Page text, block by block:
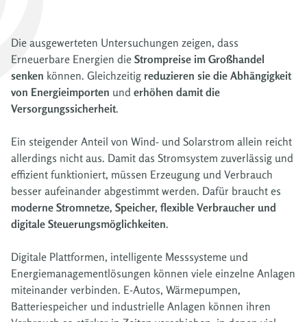
Die ausgewerteten Untersuchungen zeigen, dass
Erneuerbare Energien die Strompreise im Großhandel
senken können. Gleichzeitig reduzieren sie die Abhängigkeit
von Energieimporten und erhöhen damit die
Versorgungssicherheit.
Ein steigender Anteil von Wind- und Solarstrom allein reicht
allerdings nicht aus. Damit das Stromsystem zuverlässig und
effizient funktioniert, müssen Erzeugung und Verbrauch
besser aufeinander abgestimmt werden. Dafür braucht es
moderne Stromnetze, Speicher, flexible Verbraucher und
digitale Steuerungsmöglichkeiten.
Digitale Plattformen, intelligente Messsysteme und
Energiemanagementlösungen können viele einzelne Anlagen
miteinander verbinden. E-Autos, Wärmepumpen,
Batteriespeicher und industrielle Anlagen können ihren